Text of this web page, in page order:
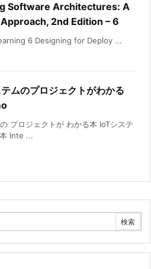
Software Architectures: A
2nd Edition – 6
6 Designing for Deploy ...
テムのプロジェクトがわかる
プロジェクトが わかる本 IoTシステ
Inte ...